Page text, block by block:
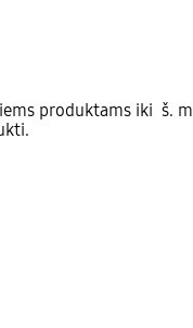
produktams iki š.